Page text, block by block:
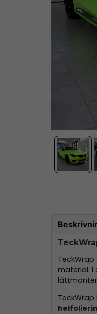
material. I